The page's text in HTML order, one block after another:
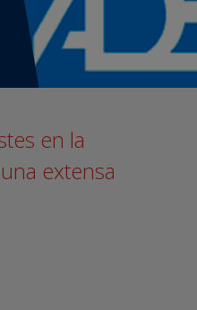
en la
extensa